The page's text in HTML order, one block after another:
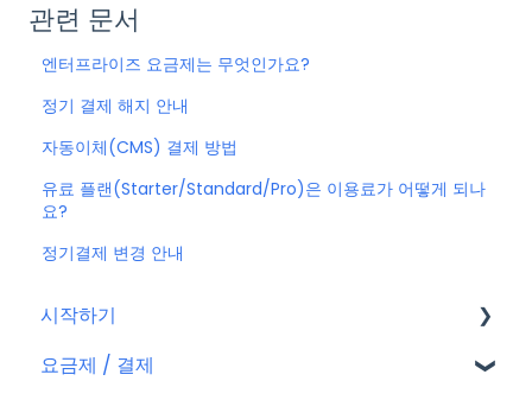
관련 문서
엔터프라이즈 요금제는 무엇인가요?
정기 결제 해지 안내
자동이체(CMS) 결제 방법
유료 플랜(Starter/Standard/Pro)은 이용료가 어떻게 되나
요?
정기결제 변경 안내
시작하기
회원가입
요금제 / 결제